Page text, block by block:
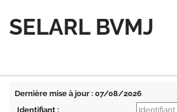
SELARL BVMJ
Dernière mise à jour : 07/08/2026
Identifiant :